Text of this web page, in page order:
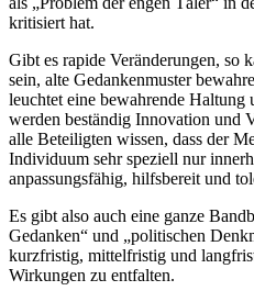
kritisiert hat.
Gibt es rapide Veränderungen, so
sein, alte Gedankenmuster
leuchtet eine bewahrende
werden beständig Innovation und
alle Beteiligten wissen, dass der
Individuum sehr speziell nur
anpassungsfähig, hilfsbereit und
Es gibt also auch eine ganze
Gedanken“ und „politischen
kurzfristig, mittelfristig und
Wirkungen zu entfalten.